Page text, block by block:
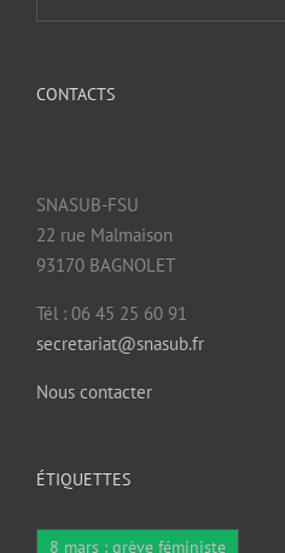
22 rue Malmaison
93170 BAGNOLET
secretariat@snasub.fr
8 mars : grève féministe